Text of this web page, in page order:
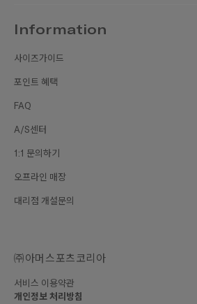
Information
사이즈가이드
포인트 혜택
FAQ
A/S센터
1:1 문의하기
오프라인 매장
대리점 개설문의
㈜아머스포츠코리아
서비스 이용약관
개인정보 처리방침